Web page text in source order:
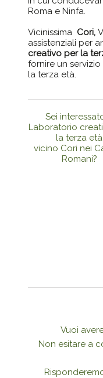
Roma e Ninfa.
Vicinissima Cori,
assistenziali per
creativo per la
fornire un
la terza età.
Sei
Laboratorio
la terza età
vicino Cori nei
Romani?
Vuoi
Non esitare a